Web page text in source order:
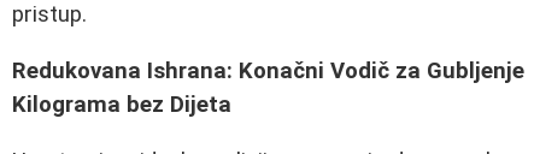
pristup.
Redukovana Ishrana: Konačni Vodič za Gubljenje
Kilograma bez Dijeta